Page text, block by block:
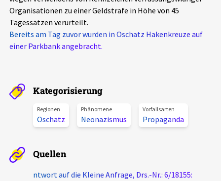
Schlaglichter
Aktuelles
Alle Beiträge
Veranstaltungen
Pressemitteilungen
Über uns
Kontakt
Organisationen zu einer Geldstrafe in Höhe von 45
Tagessätzen verurteilt.
Bereits am Tag zuvor wurden in Oschatz Hakenkreuze auf
einer Parkbank angebracht.
Kategorisierung
Regionen
Oschatz
Phänomene
Neonazismus
Vorfallsarten
Propaganda
Quellen
ntwort auf die Kleine Anfrage, Drs.-Nr.: 6/18155: